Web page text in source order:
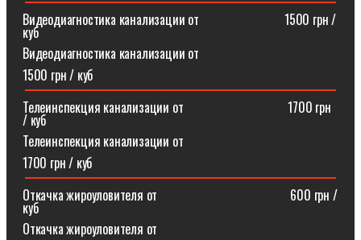
Видеодиагностика канализации от⠀⠀⠀⠀⠀⠀⠀⠀⠀1500 грн /
куб
Видеодиагностика канализации от
1500 грн / куб
Телеинспекция канализации от⠀⠀⠀⠀⠀⠀⠀⠀⠀⠀⠀1700 грн
/ куб
Телеинспекция канализации от
1700 грн / куб
Откачка жироуловителя от⠀⠀⠀⠀⠀⠀⠀⠀⠀⠀⠀⠀⠀⠀600 грн /
куб
Откачка жироуловителя от